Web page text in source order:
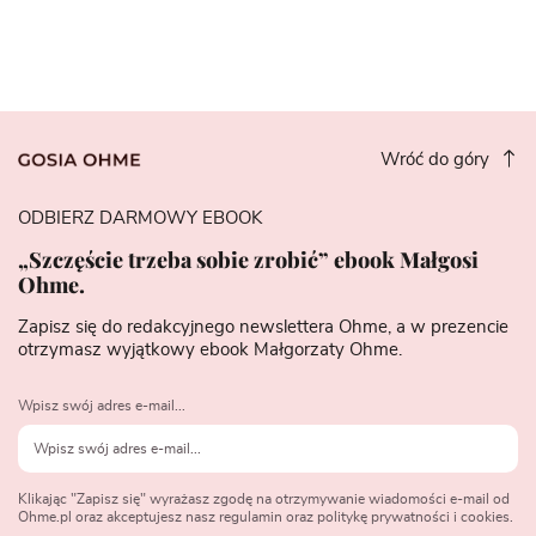
Wróć do góry
ODBIERZ DARMOWY EBOOK
„Szczęście trzeba sobie zrobić” ebook Małgosi
Ohme.
Zapisz się do redakcyjnego newslettera Ohme, a w prezencie
otrzymasz wyjątkowy ebook Małgorzaty Ohme.
Wpisz swój adres e-mail...
Klikając "Zapisz się" wyrażasz zgodę na otrzymywanie wiadomości e-mail od
Ohme.pl oraz akceptujesz nasz regulamin oraz politykę prywatności i cookies.